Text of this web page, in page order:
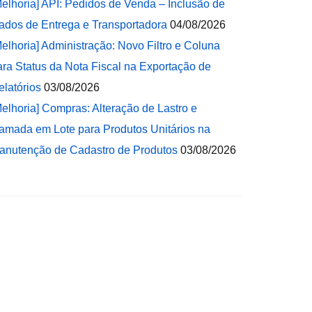
API: Pedidos de Venda – Inclusão de
de Entrega e Transportadora 04/08/2026
Administração: Novo Filtro e Coluna
Status da Nota Fiscal na Exportação de
03/08/2026
Compras: Alteração de Lastro e
em Lote para Produtos Unitários na
de Cadastro de Produtos 03/08/2026